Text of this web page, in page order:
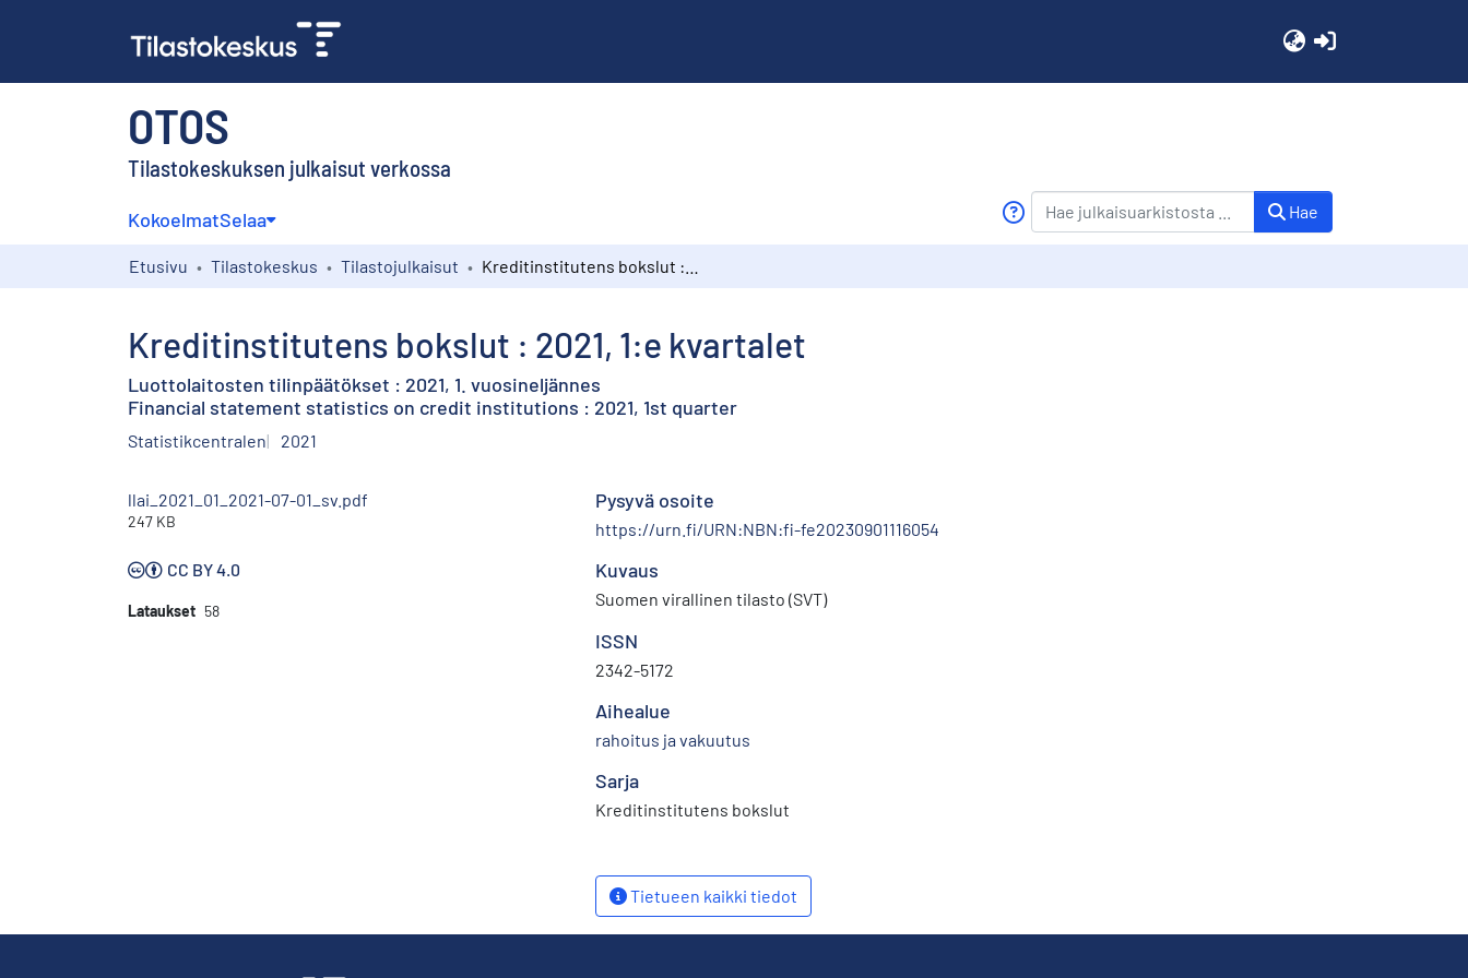
OTOS
Tilastokeskuksen julkaisut verkossa
KokoelmatSelaa Hae
Etusivu Tilastokeskus Tilastojulkaisut
Kreditinstitutens bokslut : 2021, 1:e kvartalet
Luottolaitosten tilinpäätökset : 2021, 1. vuosineljännes
Financial statement statistics on credit institutions : 2021, 1st quarter
Statistikcentralen 2021
llai_2021_01_2021-07-01_sv.pdf
247 KB
CC BY 4.0
Lataukset 58
Pysyvä osoite
https://urn.fi/URN:NBN:fi-fe20230901116054
Kuvaus
Suomen virallinen tilasto (SVT)
ISSN
2342-5172
Aihealue
rahoitus ja vakuutus
Sarja
Kreditinstitutens bokslut
Tietueen kaikki tiedot